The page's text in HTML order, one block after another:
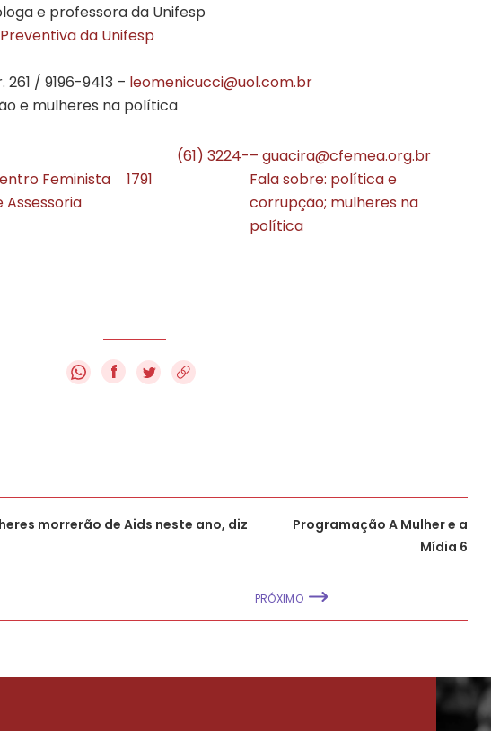
e professora da Unifesp
da Unifesp
261 / 9196-9413 – leomenicucci@uol.com.br
e mulheres na política
Feminista
Assessoria
(61) 3224-
1791
– guacira@cfemea.org.br
Fala sobre: política e
corrupção; mulheres na
política
f
morrerão de Aids neste ano, diz
Programação A Mulher e a
Mídia 6
PRÓXIMO